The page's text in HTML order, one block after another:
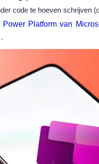
code te hoeven schrijven
Power Platform van